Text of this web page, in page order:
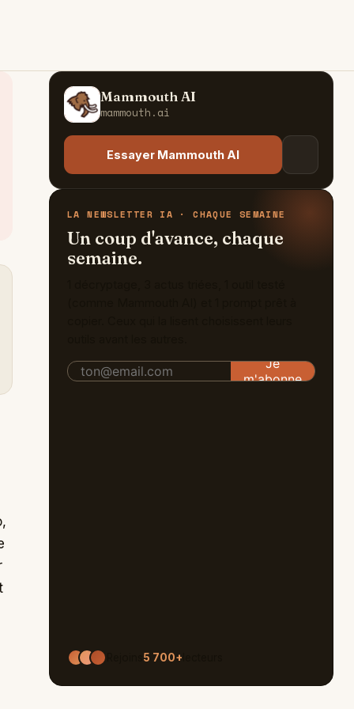
M Mammouth AI
mammouth.ai
Essayer Mammouth AI
LA NEWSLETTER IA · CHAQUE SEMAINE
Un coup d'avance, chaque
semaine.
5 700+